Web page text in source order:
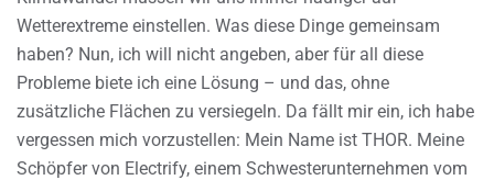
Wetterextreme einstellen. Was diese Dinge gemeinsam
haben? Nun, ich will nicht angeben, aber für all diese
Probleme biete ich eine Lösung – und das, ohne
zusätzliche Flächen zu versiegeln. Da fällt mir ein, ich habe
vergessen mich vorzustellen: Mein Name ist THOR. Meine
Schöpfer von Electrify, einem Schwesterunternehmen vom